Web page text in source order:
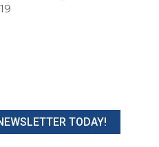
TODAY!